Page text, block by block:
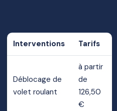
Interventions Tarifs
Déblocage de
volet roulant
à partir
de
126,50
€